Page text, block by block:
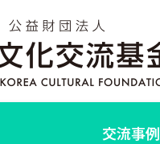
交流事例